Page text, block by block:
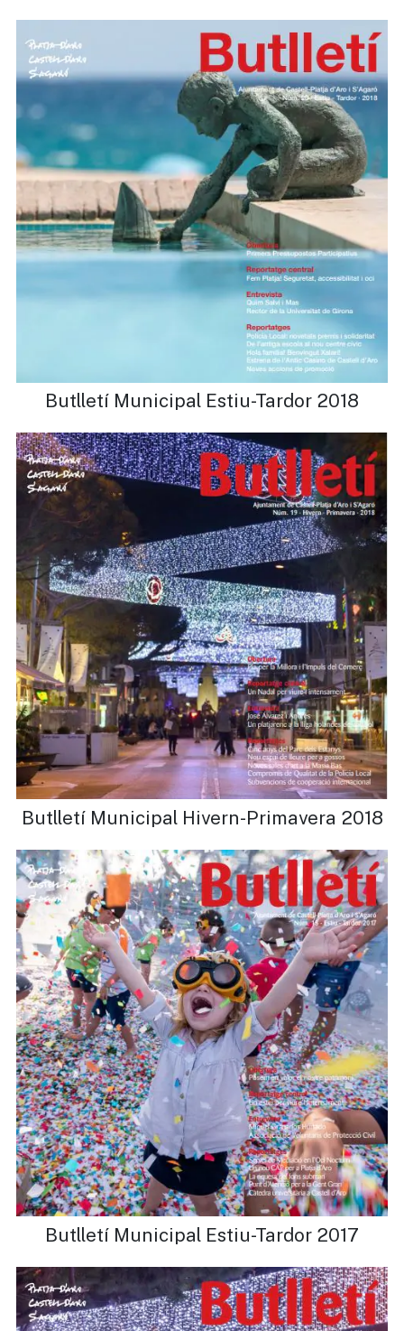
Butlletí Municipal Estiu-Tardor 2018
Butlletí Municipal Hivern-Primavera 2018
Butlletí Municipal Estiu-Tardor 2017